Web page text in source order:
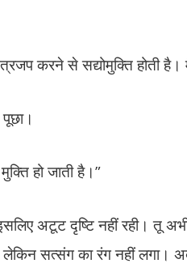
करने से सद्योमुक्ति होती
हो जाती है।”
अटूट दृष्टि नहीं रही। तू
लेकिन सत्संग का रंग नहीं लगा।